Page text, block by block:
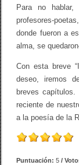
Para no
profesores-
donde fueron a
alma, se
Con esta breve
deseo, iremos
breves
reciente de
a la poesía de la
Puntuación:5 /